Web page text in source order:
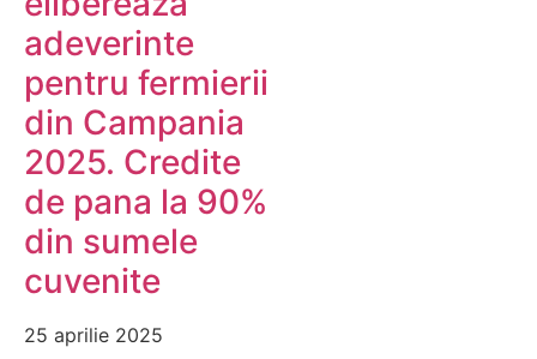
adeverinte
pentru fermierii
din Campania
2025. Credite
de pana la 90%
din sumele
cuvenite
25 aprilie 2025